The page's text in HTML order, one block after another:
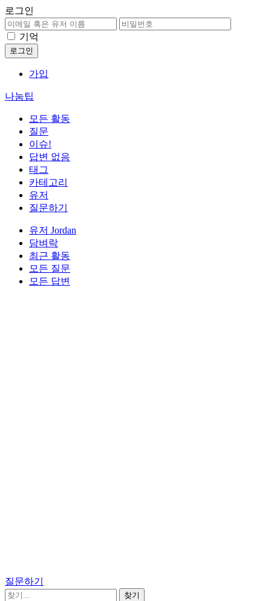
로그인
기억
가입
나눔팁
모든 활동
질문
이슈!
답변 없음
태그
카테고리
유저
질문하기
유저 Jordan
담벼락
최근 활동
모든 질문
모든 답변
질문하기